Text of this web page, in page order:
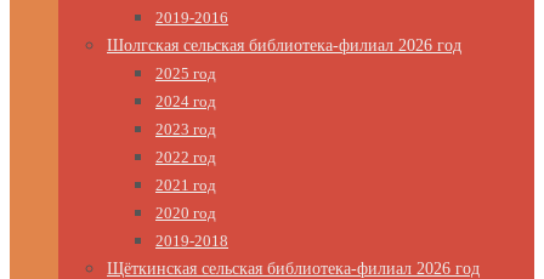
2019-2016
Шолгская сельская библиотека-филиал 2026 год
2025 год
2024 год
2023 год
2022 год
2021 год
2020 год
2019-2018
Щёткинская сельская библиотека-филиал 2026 год